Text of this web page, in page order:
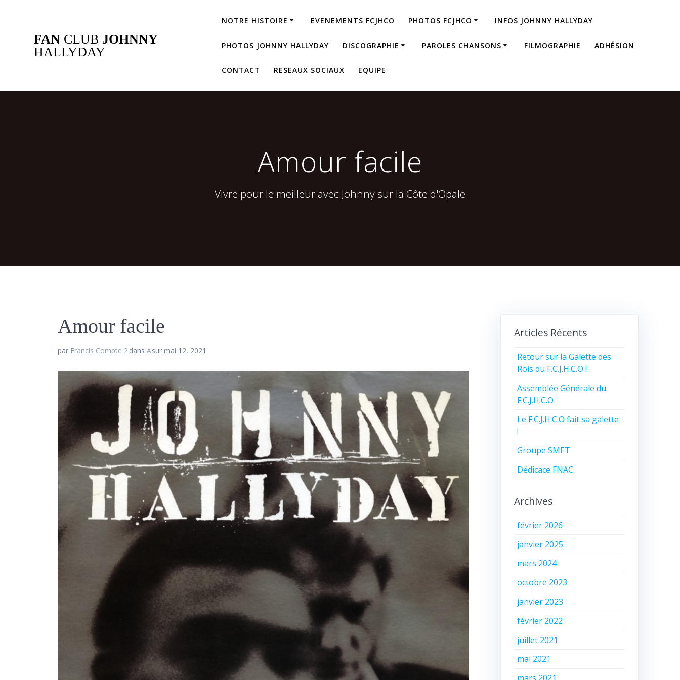
FAN CLUB JOHNNY
HALLYDAY
NOTRE HISTOIRE EVENEMENTS FCJHCO PHOTOS FCJHCO INFOS JOHNNY HALLYDAY
PHOTOS JOHNNY HALLYDAY DISCOGRAPHIE PAROLES CHANSONS FILMOGRAPHIE ADHÉSION
CONTACT RESEAUX SOCIAUX EQUIPE
Amour facile
Vivre pour le meilleur avec Johnny sur la Côte d'Opale
Amour facile
par Francis Compte 2 dans Asur mai 12, 2021
Articles Récents
Retour sur la Galette des
Rois du F.C.J.H.C.O !
Assemblée Générale du
F.C.J.H.C.O
Le F.C.J.H.C.O fait sa galette
!
Groupe SMET
Dédicace FNAC
Archives
février 2026
janvier 2025
mars 2024
octobre 2023
janvier 2023
février 2022
juillet 2021
mai 2021